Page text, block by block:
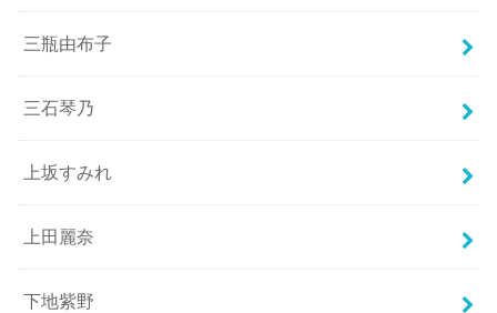
三瓶由布子
三石琴乃
上坂すみれ
上田麗奈
下地紫野